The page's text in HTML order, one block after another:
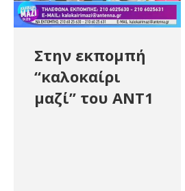
Στην εκπομπή
“καλοκαίρι
μαζί” του ΑΝΤ1